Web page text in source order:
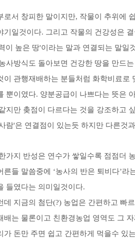
로서 창피한 말이지만, 작물이 추위에
기일것이다. 그리고 작물의 건강성은
이 높은 땅'이라는 말과 연결되는 말일
사방식도 돌아보면 건강한 땅을 만드
이 관행재배하는 분들처럼 화학비료로
뿐이였다. 양분공급이 나쁘다는 뜻은
지만 촞점이 다르다는 것을 강조하고
람'은 연결점이 있는듯 하지만 다른것
가지 반성은 연수가 쌓일수록 점점더
른들 말씀중에 ‘농사의 반은 퇴비다’
들였다는 의미일것이다.
데 지금의 첨단(?) 농업은 간편하고 빠
배는 물론이고 친환경농업 영역도 그
가 돈만 주면 쉽고 간편하게 먹을수 있